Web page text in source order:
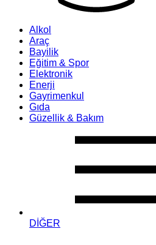
Alkol
Araç
Bayilik
Eğitim & Spor
Elektronik
Enerji
Gayrimenkul
Gıda
Güzellik & Bakım
DİĞER